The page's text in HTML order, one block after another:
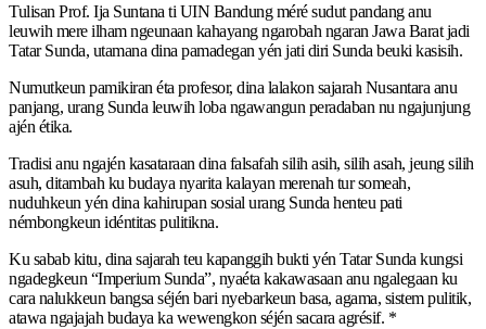
Tulisan Prof. Ija Suntana ti UIN Bandung méré sudut pandang anu
leuwih mere ilham ngeunaan kahayang ngarobah ngaran Jawa Barat jadi
Tatar Sunda, utamana dina pamadegan yén jati diri Sunda beuki kasisih.
Numutkeun pamikiran éta profesor, dina lalakon sajarah Nusantara anu
panjang, urang Sunda leuwih loba ngawangun peradaban nu ngajunjung
ajén étika.
Tradisi anu ngajén kasataraan dina falsafah silih asih, silih asah, jeung silih
asuh, ditambah ku budaya nyarita kalayan merenah tur someah,
nuduhkeun yén dina kahirupan sosial urang Sunda henteu pati
némbongkeun idéntitas pulitikna.
Ku sabab kitu, dina sajarah teu kapanggih bukti yén Tatar Sunda kungsi
ngadegkeun “Imperium Sunda”, nyaéta kakawasaan anu ngalegaan ku
cara nalukkeun bangsa séjén bari nyebarkeun basa, agama, sistem pulitik,
atawa ngajajah budaya ka wewengkon séjén sacara agrésif. *